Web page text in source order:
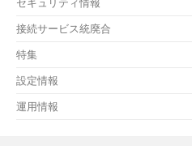
セキュリティ情報
接続サービス統廃合
特集
設定情報
運用情報